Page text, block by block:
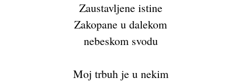
Zaustavljene istine
Zakopane u dalekom
nebeskom svodu
Moj trbuh je u nekim